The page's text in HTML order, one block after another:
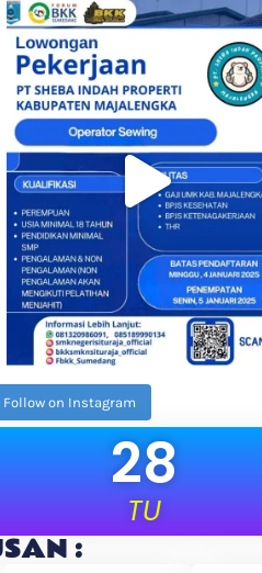
Follow on Instagram
TU
28
: